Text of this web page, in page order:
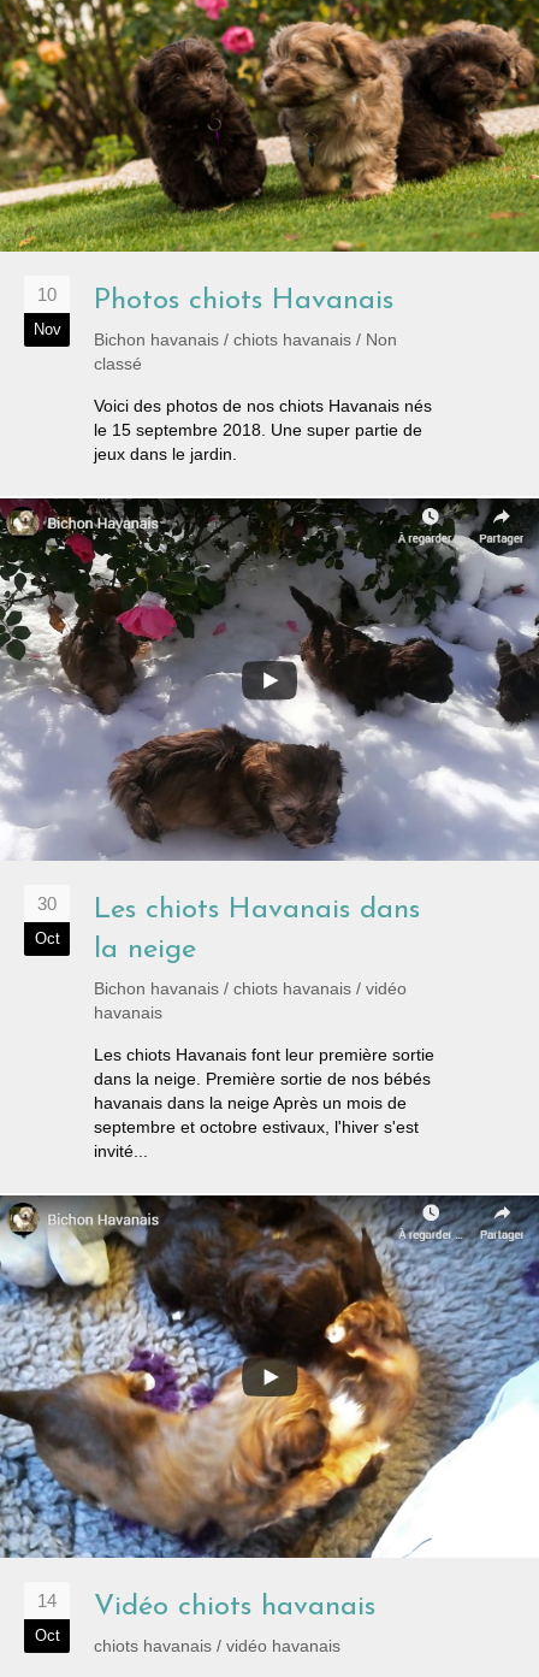
10
Nov
Photos chiots Havanais
Bichon havanais / chiots havanais / Non
classé
Voici des photos de nos chiots Havanais nés
le 15 septembre 2018. Une super partie de
jeux dans le jardin.
30
Oct
Les chiots Havanais dans
la neige
Bichon havanais / chiots havanais / vidéo
havanais
Les chiots Havanais font leur première sortie
dans la neige. Première sortie de nos bébés
havanais dans la neige Après un mois de
septembre et octobre estivaux, l'hiver s'est
invité...
14
Oct
Vidéo chiots havanais
chiots havanais / vidéo havanais